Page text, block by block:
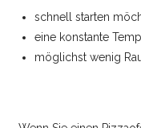
schnell starten
eine konstante
möglichst wenig